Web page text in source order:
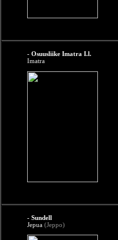
- Osuusliike Imatra I.l.
Imatra
- Sundell
Jepua (Jeppo)